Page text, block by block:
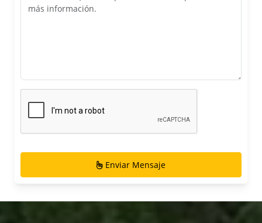
Enviar Mensaje